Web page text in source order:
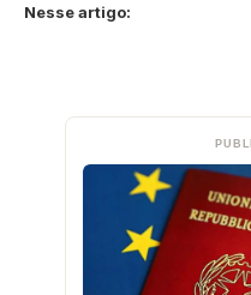
Nesse artigo: